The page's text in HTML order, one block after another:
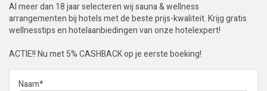
Al meer dan 18 jaar selecteren wij sauna & wellness
arrangementen bij hotels met de beste prijs-kwaliteit. Krijg gratis
wellnesstips en hotelaanbiedingen van onze hotelexpert!
ACTIE!! Nu met 5% CASHBACK op je eerste boeking!
Naam*